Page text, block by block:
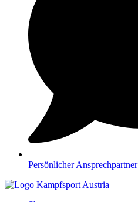
Persönlicher Ansprechpartner